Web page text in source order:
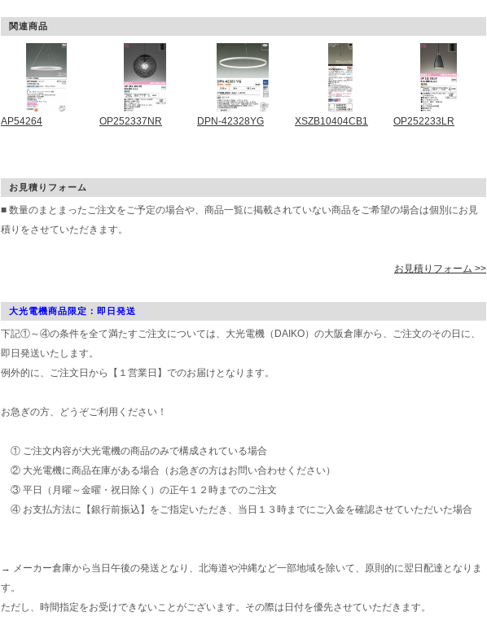
関連商品
AP54264 OP252337NR DPN-42328YG XSZB10404CB1 OP252233LR
お見積りフォーム
■ 数量のまとまったご注文をご予定の場合や、商品一覧に掲載されていない商品をご希望の場合は個別にお見
積りをさせていただきます。
お見積りフォーム >>
大光電機商品限定：即日発送
下記①～④の条件を全て満たすご注文については、大光電機（DAIKO）の大阪倉庫から、ご注文のその日に、
即日発送いたします。
例外的に、ご注文日から【１営業日】でのお届けとなります。
お急ぎの方、どうぞご利用ください！
① ご注文内容が大光電機の商品のみで構成されている場合
② 大光電機に商品在庫がある場合（お急ぎの方はお問い合わせください）
③ 平日（月曜～金曜・祝日除く）の正午１２時までのご注文
④ お支払方法に【銀行前振込】をご指定いただき、当日１３時までにご入金を確認させていただいた場合
→ メーカー倉庫から当日午後の発送となり、北海道や沖縄など一部地域を除いて、原則的に翌日配達となりま
す。
ただし、時間指定をお受けできないことがございます。その際は日付を優先させていただきます。